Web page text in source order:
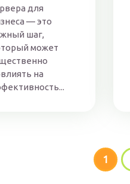
для
— это
шаг,
может
на
1